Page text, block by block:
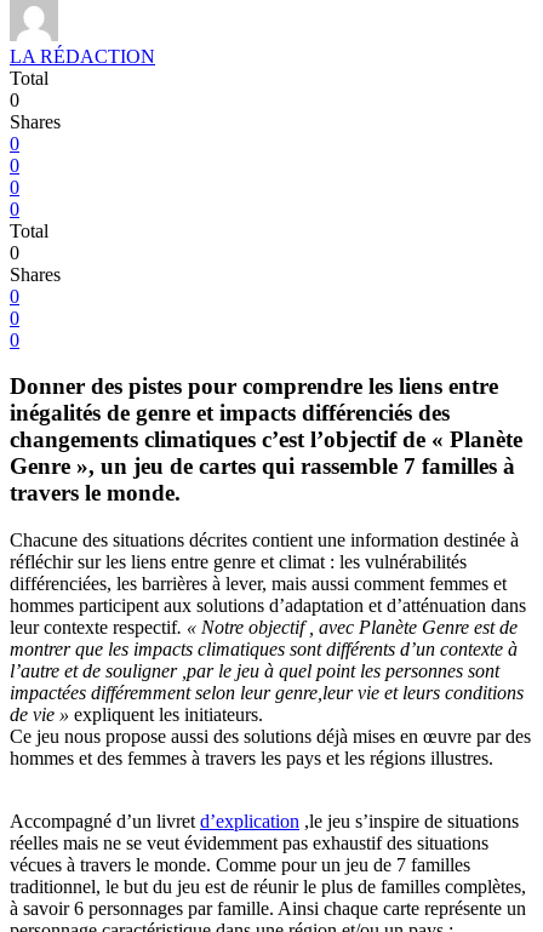
LA RÉDACTION
Total
0
Shares
0
0
0
0
Total
0
Shares
0
0
0
Donner des pistes pour comprendre les liens entre
inégalités de genre et impacts différenciés des
changements climatiques c’est l’objectif de « Planète
Genre », un jeu de cartes qui rassemble 7 familles à
travers le monde.
Chacune des situations décrites contient une information destinée à
réfléchir sur les liens entre genre et climat : les vulnérabilités
différenciées, les barrières à lever, mais aussi comment femmes et
hommes participent aux solutions d’adaptation et d’atténuation dans
leur contexte respectif. « Notre objectif , avec Planète Genre est de
montrer que les impacts climatiques sont différents d’un contexte à
l’autre et de souligner ,par le jeu à quel point les personnes sont
impactées différemment selon leur genre,leur vie et leurs conditions
de vie » expliquent les initiateurs.
Ce jeu nous propose aussi des solutions déjà mises en œuvre par des
hommes et des femmes à travers les pays et les régions illustres.
Accompagné d’un livret d’explication ,le jeu s’inspire de situations
réelles mais ne se veut évidemment pas exhaustif des situations
vécues à travers le monde. Comme pour un jeu de 7 familles
traditionnel, le but du jeu est de réunir le plus de familles complètes,
à savoir 6 personnages par famille. Ainsi chaque carte représente un